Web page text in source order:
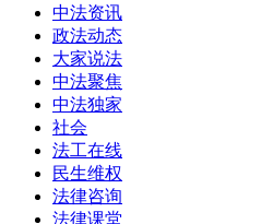
中法资讯
政法动态
大家说法
中法聚焦
中法独家
社会
法工在线
民生维权
法律咨询
法律课堂